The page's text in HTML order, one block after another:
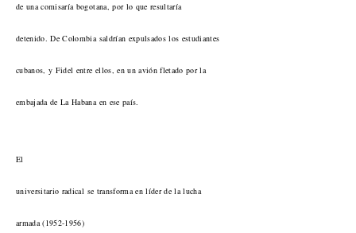
de una comisaría bogotana, por lo que resultaría
detenido. De Colombia saldrían expulsados los estudiantes
cubanos, y Fidel entre ellos, en un avión fletado por la
embajada de La Habana en ese país.
El
universitario radical se transforma en líder de la lucha
armada (1952-1956)